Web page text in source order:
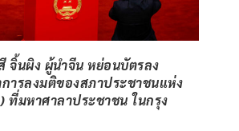
จิ้นผิง ผู้นำจีน หย่อนบัตรลง
ารลงมติของสภาประชาชนแห่ง
ที่มหาศาลาประชาชน ในกรุง